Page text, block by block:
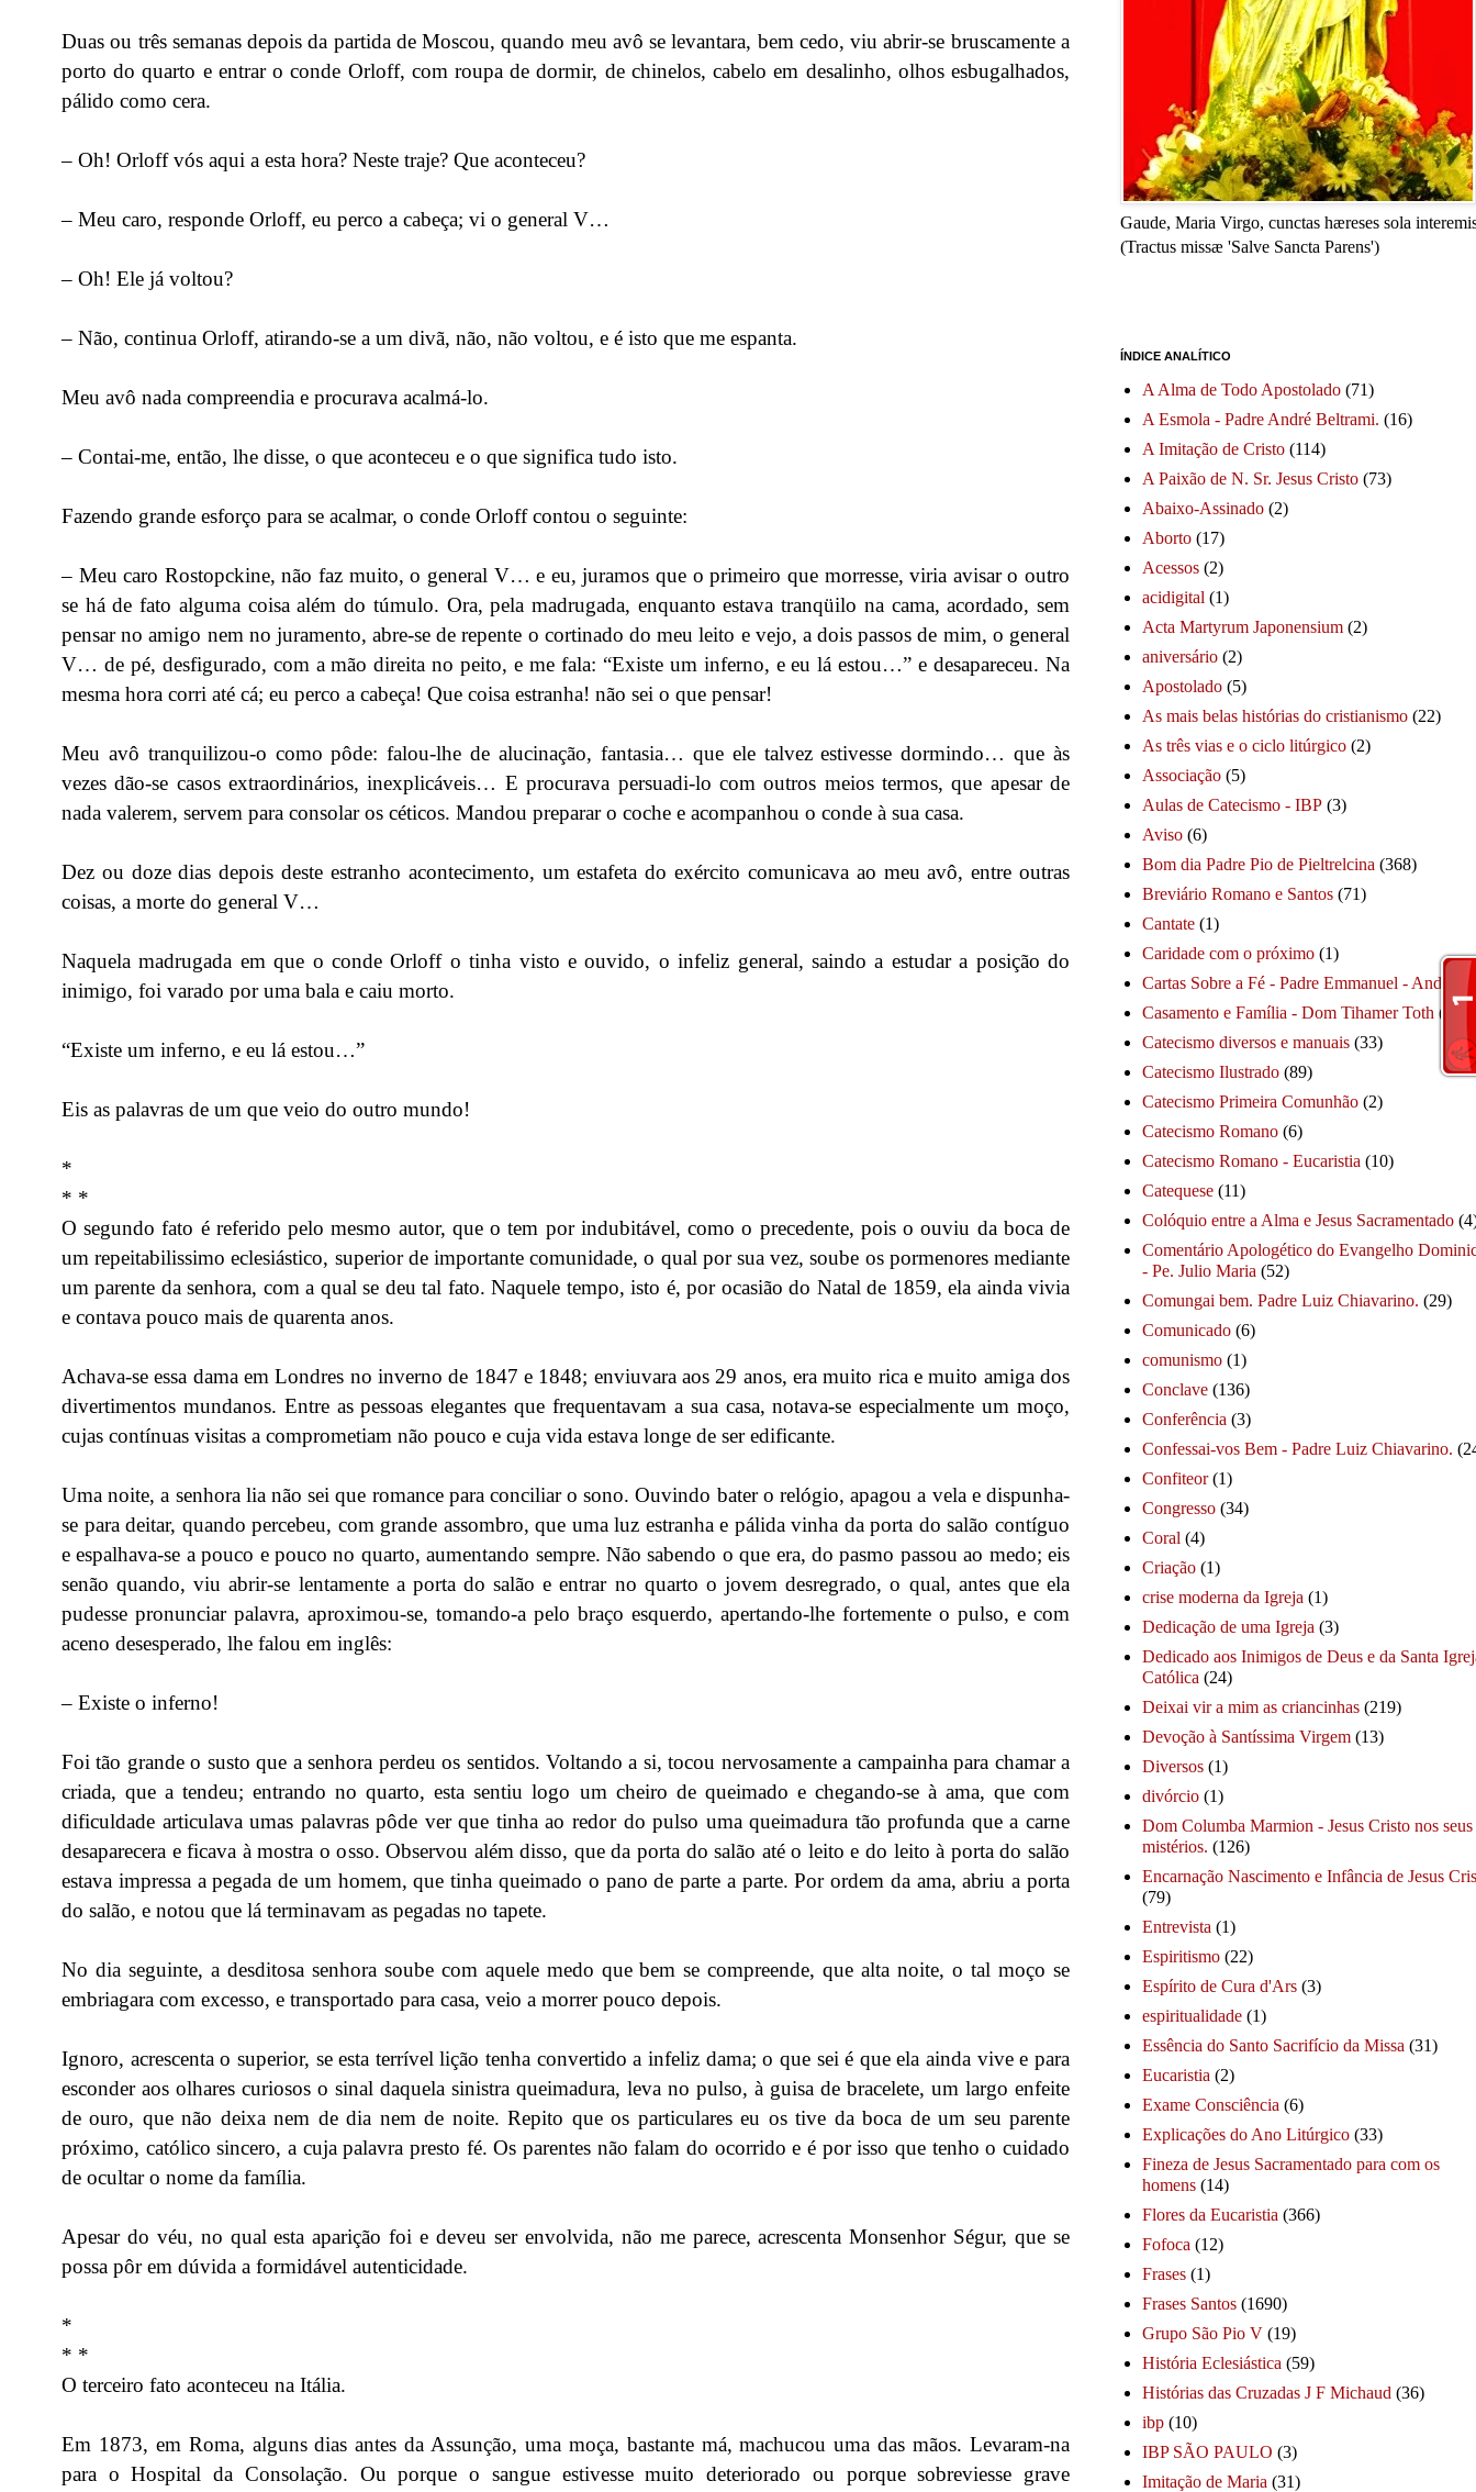
Duas ou três semanas depois da partida de Moscou, quando meu avô se levantara, bem cedo, viu abrir-se bruscamente a
porto do quarto e entrar o conde Orloff, com roupa de dormir, de chinelos, cabelo em desalinho, olhos esbugalhados,
pálido como cera.
– Oh! Orloff vós aqui a esta hora? Neste traje? Que aconteceu?
– Meu caro, responde Orloff, eu perco a cabeça; vi o general V…
– Oh! Ele já voltou?
– Não, continua Orloff, atirando-se a um divã, não, não voltou, e é isto que me espanta.
Meu avô nada compreendia e procurava acalmá-lo.
– Contai-me, então, lhe disse, o que aconteceu e o que significa tudo isto.
Fazendo grande esforço para se acalmar, o conde Orloff contou o seguinte:
– Meu caro Rostopckine, não faz muito, o general V… e eu, juramos que o primeiro que morresse, viria avisar o outro
se há de fato alguma coisa além do túmulo. Ora, pela madrugada, enquanto estava tranqüilo na cama, acordado, sem
pensar no amigo nem no juramento, abre-se de repente o cortinado do meu leito e vejo, a dois passos de mim, o general
V… de pé, desfigurado, com a mão direita no peito, e me fala: “Existe um inferno, e eu lá estou…” e desapareceu. Na
mesma hora corri até cá; eu perco a cabeça! Que coisa estranha! não sei o que pensar!
Meu avô tranquilizou-o como pôde: falou-lhe de alucinação, fantasia… que ele talvez estivesse dormindo… que às
vezes dão-se casos extraordinários, inexplicáveis… E procurava persuadi-lo com outros meios termos, que apesar de
nada valerem, servem para consolar os céticos. Mandou preparar o coche e acompanhou o conde à sua casa.
Dez ou doze dias depois deste estranho acontecimento, um estafeta do exército comunicava ao meu avô, entre outras
coisas, a morte do general V…
Naquela madrugada em que o conde Orloff o tinha visto e ouvido, o infeliz general, saindo a estudar a posição do
inimigo, foi varado por uma bala e caiu morto.
“Existe um inferno, e eu lá estou…”
Eis as palavras de um que veio do outro mundo!
*
* *
O segundo fato é referido pelo mesmo autor, que o tem por indubitável, como o precedente, pois o ouviu da boca de
um repeitabilissimo eclesiástico, superior de importante comunidade, o qual por sua vez, soube os pormenores mediante
um parente da senhora, com a qual se deu tal fato. Naquele tempo, isto é, por ocasião do Natal de 1859, ela ainda vivia
e contava pouco mais de quarenta anos.
Achava-se essa dama em Londres no inverno de 1847 e 1848; enviuvara aos 29 anos, era muito rica e muito amiga dos
divertimentos mundanos. Entre as pessoas elegantes que frequentavam a sua casa, notava-se especialmente um moço,
cujas contínuas visitas a comprometiam não pouco e cuja vida estava longe de ser edificante.
Uma noite, a senhora lia não sei que romance para conciliar o sono. Ouvindo bater o relógio, apagou a vela e dispunha-
se para deitar, quando percebeu, com grande assombro, que uma luz estranha e pálida vinha da porta do salão contíguo
e espalhava-se a pouco e pouco no quarto, aumentando sempre. Não sabendo o que era, do pasmo passou ao medo; eis
senão quando, viu abrir-se lentamente a porta do salão e entrar no quarto o jovem desregrado, o qual, antes que ela
pudesse pronunciar palavra, aproximou-se, tomando-a pelo braço esquerdo, apertando-lhe fortemente o pulso, e com
aceno desesperado, lhe falou em inglês:
– Existe o inferno!
Foi tão grande o susto que a senhora perdeu os sentidos. Voltando a si, tocou nervosamente a campainha para chamar a
criada, que a tendeu; entrando no quarto, esta sentiu logo um cheiro de queimado e chegando-se à ama, que com
dificuldade articulava umas palavras pôde ver que tinha ao redor do pulso uma queimadura tão profunda que a carne
desaparecera e ficava à mostra o osso. Observou além disso, que da porta do salão até o leito e do leito à porta do salão
estava impressa a pegada de um homem, que tinha queimado o pano de parte a parte. Por ordem da ama, abriu a porta
do salão, e notou que lá terminavam as pegadas no tapete.
No dia seguinte, a desditosa senhora soube com aquele medo que bem se compreende, que alta noite, o tal moço se
embriagara com excesso, e transportado para casa, veio a morrer pouco depois.
Ignoro, acrescenta o superior, se esta terrível lição tenha convertido a infeliz dama; o que sei é que ela ainda vive e para
esconder aos olhares curiosos o sinal daquela sinistra queimadura, leva no pulso, à guisa de bracelete, um largo enfeite
de ouro, que não deixa nem de dia nem de noite. Repito que os particulares eu os tive da boca de um seu parente
próximo, católico sincero, a cuja palavra presto fé. Os parentes não falam do ocorrido e é por isso que tenho o cuidado
de ocultar o nome da família.
Apesar do véu, no qual esta aparição foi e deveu ser envolvida, não me parece, acrescenta Monsenhor Ségur, que se
possa pôr em dúvida a formidável autenticidade.
*
* *
O terceiro fato aconteceu na Itália.
Em 1873, em Roma, alguns dias antes da Assunção, uma moça, bastante má, machucou uma das mãos. Levaram-na
para o Hospital da Consolação. Ou porque o sangue estivesse muito deteriorado ou porque sobreviesse grave
Gaude, Maria Virgo, cunctas hæreses sola
(Tractus missæ 'Salve Sancta Parens')
ÍNDICE ANALÍTICO
A Alma de Todo Apostolado (71)
A Esmola - Padre André Beltrami. (16)
A Imitação de Cristo (114)
A Paixão de N. Sr. Jesus Cristo (73)
Abaixo-Assinado (2)
Aborto (17)
Acessos (2)
acidigital (1)
Acta Martyrum Japonensium (2)
aniversário (2)
Apostolado (5)
As mais belas histórias do cristianismo (22)
As três vias e o ciclo litúrgico (2)
Associação (5)
Aulas de Catecismo - IBP (3)
Aviso (6)
Bom dia Padre Pio de Pieltrelcina (368)
Breviário Romano e Santos (71)
Cantate (1)
Caridade com o próximo (1)
Cartas Sobre a Fé - Padre Emmanuel - André
Casamento e Família - Dom Tihamer Toth (115)
Catecismo diversos e manuais (33)
Catecismo Ilustrado (89)
Catecismo Primeira Comunhão (2)
Catecismo Romano (6)
Catecismo Romano - Eucaristia (10)
Catequese (11)
Colóquio entre a Alma e Jesus Sacramentado
Comentário Apologético do Evangelho
- Pe. Julio Maria (52)
Comungai bem. Padre Luiz Chiavarino. (29)
Comunicado (6)
comunismo (1)
Conclave (136)
Conferência (3)
Confessai-vos Bem - Padre Luiz Chiavarino.
Confiteor (1)
Congresso (34)
Coral (4)
Criação (1)
crise moderna da Igreja (1)
Dedicação de uma Igreja (3)
Dedicado aos Inimigos de Deus e da Santa
Católica (24)
Deixai vir a mim as criancinhas (219)
Devoção à Santíssima Virgem (13)
Diversos (1)
divórcio (1)
Dom Columba Marmion - Jesus Cristo nos seus
mistérios. (126)
Encarnação Nascimento e Infância de Jesus
(79)
Entrevista (1)
Espiritismo (22)
Espírito de Cura d'Ars (3)
espiritualidade (1)
Essência do Santo Sacrifício da Missa (31)
Eucaristia (2)
Exame Consciência (6)
Explicações do Ano Litúrgico (33)
Fineza de Jesus Sacramentado para com os
homens (14)
Flores da Eucaristia (366)
Fofoca (12)
Frases (1)
Frases Santos (1690)
Grupo São Pio V (19)
História Eclesiástica (59)
Histórias das Cruzadas J F Michaud (36)
ibp (10)
IBP SÃO PAULO (3)
Imitação de Maria (31)